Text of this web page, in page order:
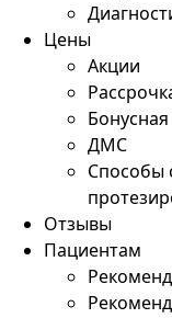
Цены
Акции
ДМС
Способы
Отзывы
Пациентам